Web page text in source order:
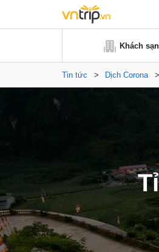
Khách sạn
Tin tức > Dịch Corona >